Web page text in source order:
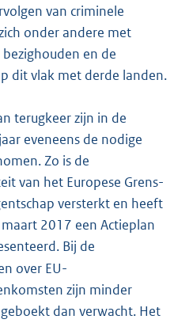
van criminele
onder andere met
en de
dit vlak met derde landen.
terugkeer zijn in de
eveneens de nodige
Zo is de
van het Europese Grens-
versterkt en heeft
2017 een Actieplan
Bij de
over EU-
zijn minder
dan verwacht. Het